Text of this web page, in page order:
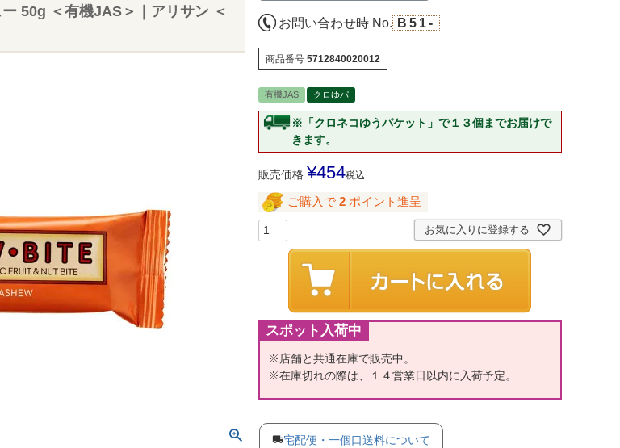
50g ＜有機JAS＞｜アリサン ＜
お問い合わせ時 No. B51-
商品番号 5712840020012
有機JAS クロゆパ
※「クロネコゆうパケット」で１３個までお届けで
きます。
販売価格 ¥454税込
ご購入で 2 ポイント進呈
お気に入りに登録する
スポット入荷中
※店舗と共通在庫で販売中。
※在庫切れの際は、１４営業日以内に入荷予定。
宅配便・一個口送料について